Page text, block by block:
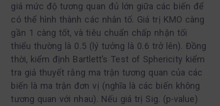
giá mức độ tương quan đủ lớn giữa các biến để
có thể hình thành các nhân tố. Giá trị KMO càng
gần 1 càng tốt, và tiêu chuẩn chấp nhận tối
thiểu thường là 0.5 (lý tưởng là 0.6 trở lên). Đồng
thời, kiểm định Bartlett’s Test of Sphericity kiểm
tra giả thuyết rằng ma trận tương quan của các
biến là ma trận đơn vị (nghĩa là các biến không
tương quan với nhau). Nếu giá trị Sig. (p-value)